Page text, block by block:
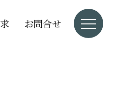
お問合せ